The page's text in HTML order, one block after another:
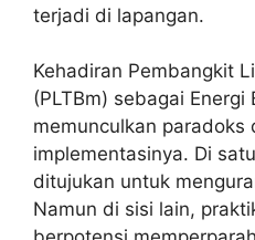
terjadi di lapangan.
Kehadiran Pembangkit
(PLTBm) sebagai Energi
memunculkan paradoks
implementasinya. Di
ditujukan untuk
Namun di sisi lain,